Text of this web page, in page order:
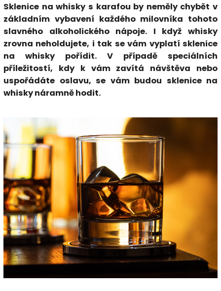
Sklenice na whisky s karafou by neměly chybět v
základním vybavení každého milovníka tohoto
slavného alkoholického nápoje. I když whisky
zrovna neholdujete, i tak se vám vyplatí sklenice
na whisky pořídit. V případě speciálních
příležitostí, kdy k vám zavítá návštěva nebo
uspořádáte oslavu, se vám budou sklenice na
whisky náramně hodit.